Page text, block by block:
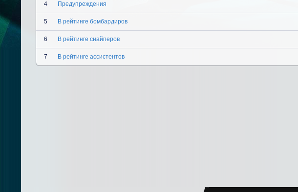
4 Предупреждения
5 В рейтинге бомбардиров
6 В рейтинге снайперов
7 В рейтинге ассистентов